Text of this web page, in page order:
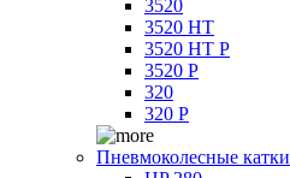
3520
3520 HT
3520 HT P
3520 P
320
320 P
Пневмоколесные катки